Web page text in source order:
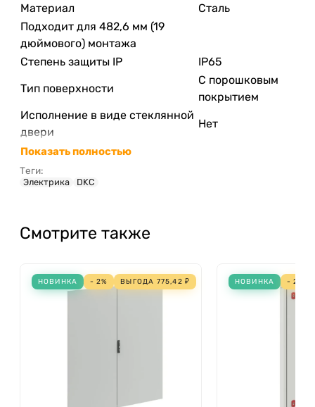
Материал
Сталь
Подходит для 482,6 мм (19
дюймового) монтажа
Степень защиты IP
IP65
Тип поверхности
С порошковым
покрытием
Исполнение в виде стеклянной
двери
Нет
Показать полностью
Теги:
Электрика DKC
Смотрите также
НОВИНКА - 2% ВЫГОДА 775,42 ₽ НОВИНКА - 2%